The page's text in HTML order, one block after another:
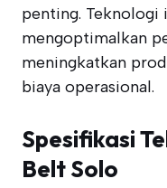
penting. Teknologi
mengoptimalkan
meningkatkan
biaya operasional.
Spesifikasi
Belt Solo